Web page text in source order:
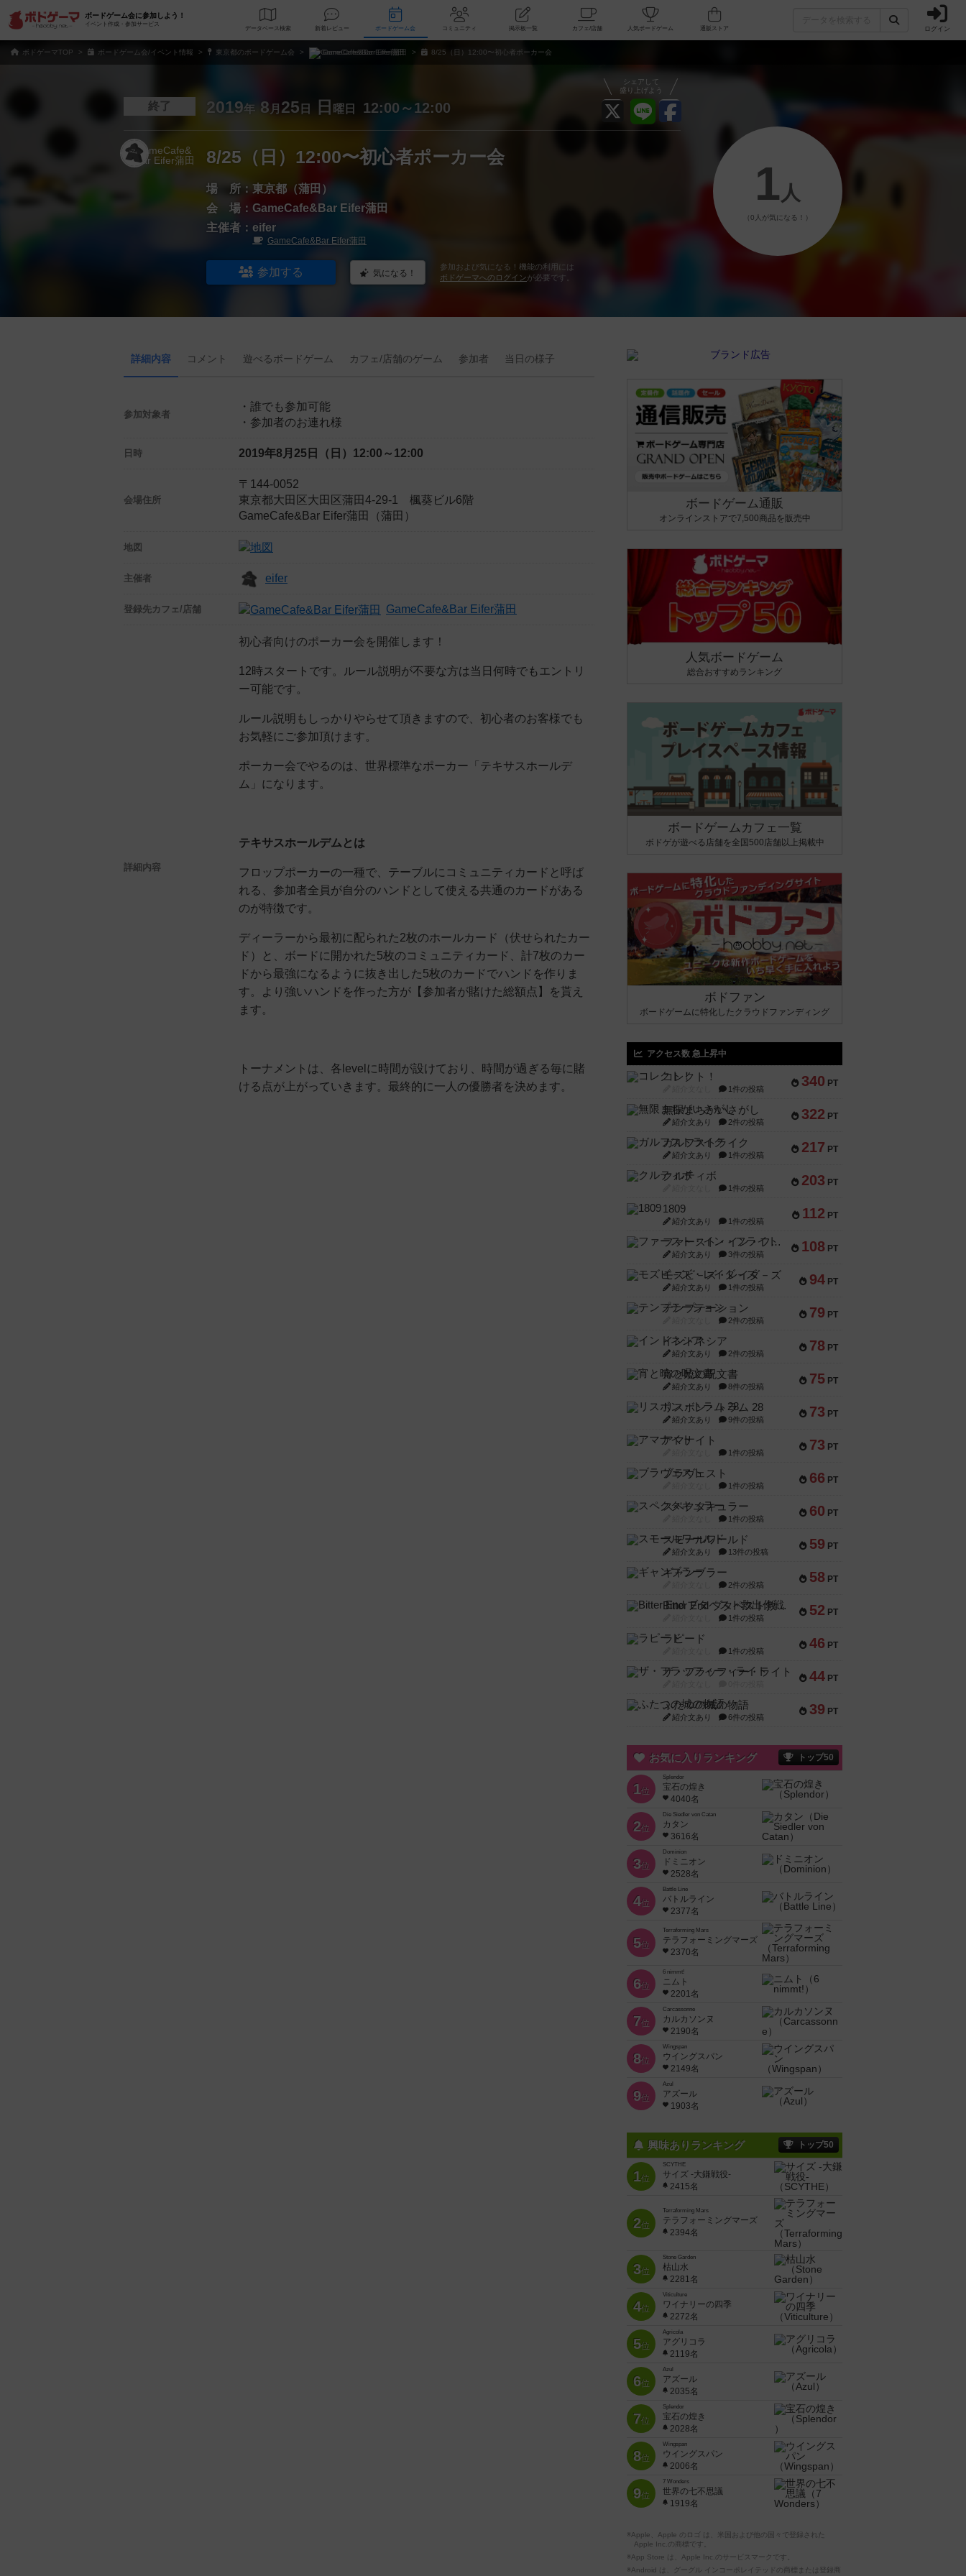
ボードゲーム会に参加しよう！
イベント作成・参加サービス
データベース 検索 新着レビュー ボードゲーム会 コミュニティ 掲示板一覧 カフェ/店舗 人気ボードゲーム ログイン
ボドゲーマTOP ボードゲーム会/イベント情報 東京都のボードゲーム会 GameCafe&Bar Eifer蒲田 8/25（日）12:00〜初心者ポーカー会
シェアして
盛り上げよう
終了 2019年 8 月 25 日 日 曜日 12:00～12:00
8/25（日）12:00〜初心者ポーカー会
場 所： 東京都（蒲田）
会 場： GameCafe&Bar Eifer蒲田
主催者： eifer
GameCafe&Bar Eifer蒲田
参加する 気になる！
参加および気になる！機能の利用には
ボドゲーマへのログインが必要です。
1 人
（0人が気になる！）
詳細内容 コメント 遊べるボードゲーム カフェ/店舗のゲーム 参加者 当日の様子
参加対象者
・誰でも参加可能
・参加者のお連れ様
日時 2019年8月25日（日） 12:00～12:00
会場住所
〒144-0052
東京都大田区大田区蒲田4-29-1 楓葵ビル6階
GameCafe&Bar Eifer蒲田（蒲田）
地図
主催者 eifer
登録先カフェ/店舗 GameCafe&Bar Eifer蒲田
詳細内容
初心者向けのポーカー会を開催します！
12時スタートです。ルール説明が不要な方は当日何時でもエントリ
ー可能です。
ルール説明もしっかりやらせて頂きますので、初心者のお客様でも
お気軽にご参加頂けます。
ポーカー会でやるのは、世界標準なポーカー「テキサスホールデ
ム」になります。
テキサスホールデムとは
フロップポーカーの一種で、テーブルにコミュニティカードと呼ば
れる、参加者全員が自分のハンドとして使える共通のカードがある
のが特徴です。
ディーラーから最初に配られた2枚のホールカード（伏せられたカー
ド）と、ボードに開かれた5枚のコミュニティカード、計7枚のカー
ドから最強になるように抜き出した5枚のカードでハンドを作りま
す。より強いハンドを作った方が【参加者が賭けた総額点】を貰え
ます。
トーナメントは、各levelに時間が設けており、時間が過ぎる毎に賭
ける点が上がっていきます。最終的に一人の優勝者を決めます。
ボードゲーム通販
オンラインストアで7,500商品を販売中
人気ボードゲーム
総合おすすめランキング
ボードゲームカフェ一覧
ボドゲが遊べる店舗を全国500店舗以上掲載中
ボドファン
ボードゲームに特化したクラウドファンディング
アクセス数 急上昇中
340 PT
コレクト！
1件の投稿
322 PT
無限まちがいさがし
紹介文あり 2件の投稿
217 PT
ガルフストライク
紹介文あり 1件の投稿
203 PT
クルティボ
1件の投稿
112 PT
1809
紹介文あり 1件の投稿
108 PT
ファースト・イン・フライト
紹介文あり 3件の投稿
94 PT
モズビ－ズ・レイダ－ズ
紹介文あり 1件の投稿
79 PT
テンプテーション
2件の投稿
78 PT
インドネシア
紹介文あり 2件の投稿
75 PT
宵と暁の呪文書
紹介文あり 8件の投稿
73 PT
リスボン・トラム 28
紹介文あり 9件の投稿
73 PT
アマナイト
1件の投稿
66 PT
ブラヴェスト
1件の投稿
60 PT
スペクタキュラー
1件の投稿
59 PT
スモールワールド
紹介文あり 13件の投稿
58 PT
ギャンブラー
2件の投稿
52 PT
Bitter End ブタペスト救出作戦
1件の投稿
46 PT
ラピード
1件の投稿
44 PT
ザ・フラッフィー・ライト
39 PT
ふたつの城の物語
紹介文あり 6件の投稿
お気に入りランキング トップ50
1位
Splendor
宝石の煌き
4040名
2位
Die Siedler von Catan
カタン
3616名
3位
Dominion
ドミニオン
2528名
4位
Battle Line
バトルライン
2377名
5位
Terraforming Mars
テラフォーミングマーズ
2370名
6位
6 nimmt!
ニムト
2201名
7位
Carcassonne
カルカソンヌ
2190名
8位
Wingspan
ウイングスパン
2149名
9位
Azul
アズール
1903名
興味ありランキング トップ50
1位
SCYTHE
サイズ -大鎌戦役-
2415名
2位
Terraforming Mars
テラフォーミングマーズ
2394名
3位
Stone Garden
枯山水
2281名
4位
Viticulture
ワイナリーの四季
2272名
5位
Agricola
アグリコラ
2119名
6位
Azul
アズール
2035名
7位
Splendor
宝石の煌き
2028名
8位
Wingspan
ウイングスパン
2006名
9位
7 Wonders
世界の七不思議
1919名
※Apple、Apple のロゴ は、米国および他の国々で登録された
Apple Inc.の商標です。
※App Store は、Apple Inc.のサービスマークです。
※Android は、グーグル インコーポレイテッドの商標または登録商